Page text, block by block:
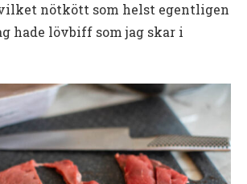
nötkött som helst egentligen
hade lövbiff som jag skar i